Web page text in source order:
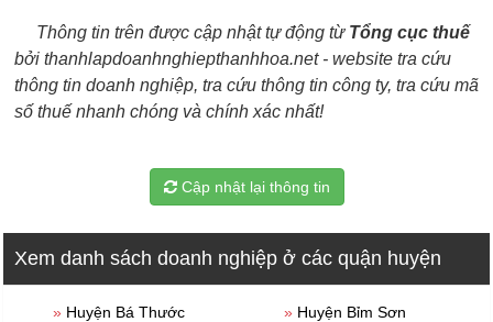
Thông tin trên được cập nhật tự động từ Tổng cục thuế
bởi thanhlapdoanhnghiepthanhhoa.net - website tra cứu
thông tin doanh nghiệp, tra cứu thông tin công ty, tra cứu mã
số thuế nhanh chóng và chính xác nhất!
Cập nhật lại thông tin
Xem danh sách doanh nghiệp ở các quận huyện
» Huyện Bá Thước » Huyện Bỉm Sơn